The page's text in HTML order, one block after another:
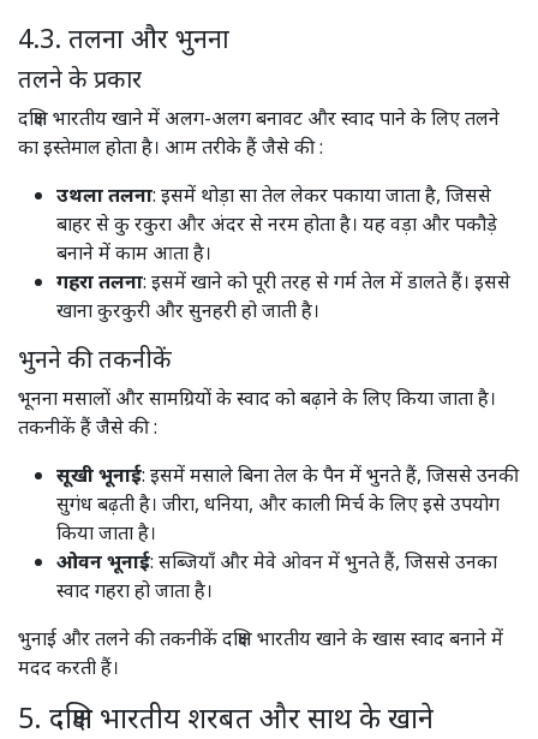
4.3. तलना और भुनना
तलने के प्रकार
दक्षिण भारतीय खाने में अलग-अलग बनावट और स्वाद पाने के लिए तलने
का इस्तेमाल होता है। आम तरीके हैं जैसे की :
उथला तलना: इसमें थोड़ा सा तेल लेकर पकाया जाता है, जिससे
बाहर से कु रकुरा और अंदर से नरम होता है। यह वड़ा और पकौड़े
बनाने में काम आता है। ​
गहरा तलना: इसमें खाने को पूरी तरह से गर्म तेल में डालते हैं। इससे
खाना कुरकुरी और सुनहरी हो जाती है।​
भुनने की तकनीकें
भूनना मसालों और सामग्रियों के स्वाद को बढ़ाने के लिए किया जाता है।
तकनीकें हैं जैसे की :
सूखी भूनाई: इसमें मसाले बिना तेल के पैन में भुनते हैं, जिससे उनकी
सुगंध बढ़ती है। जीरा, धनिया, और काली मिर्च के लिए इसे उपयोग
किया जाता है। ​
ओवन भूनाई: सब्जियाँ और मेवे ओवन में भुनते हैं, जिससे उनका
स्वाद गहरा हो जाता है।​
भुनाई और तलने की तकनीकें दक्षिण भारतीय खाने के खास स्वाद बनाने में
मदद करती हैं।
5. दक्षिण भारतीय शरबत और साथ के खाने